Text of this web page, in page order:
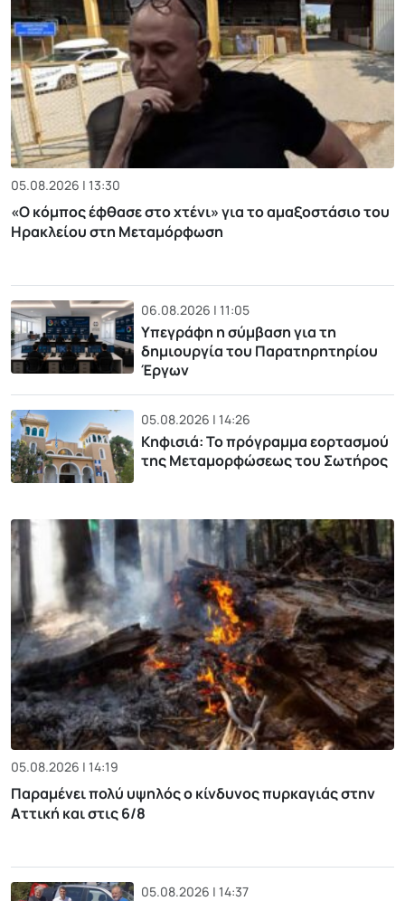
05.08.2026 | 13:30
«Ο κόμπος έφθασε στο χτένι» για το αμαξοστάσιο του
Ηρακλείου στη Μεταμόρφωση
06.08.2026 | 11:05
Υπεγράφη η σύμβαση για τη
δημιουργία του Παρατηρητηρίου
Έργων
05.08.2026 | 14:26
Κηφισιά: Το πρόγραμμα εορτασμού
της Μεταμορφώσεως του Σωτήρος
05.08.2026 | 14:19
Παραμένει πολύ υψηλός ο κίνδυνος πυρκαγιάς στην
Αττική και στις 6/8
05.08.2026 | 14:37